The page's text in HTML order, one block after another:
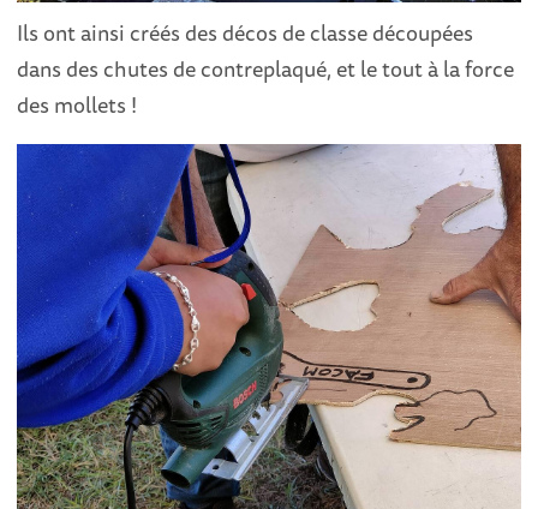
Ils ont ainsi créés des décos de classe découpées
dans des chutes de contreplaqué, et le tout à la force
des mollets !